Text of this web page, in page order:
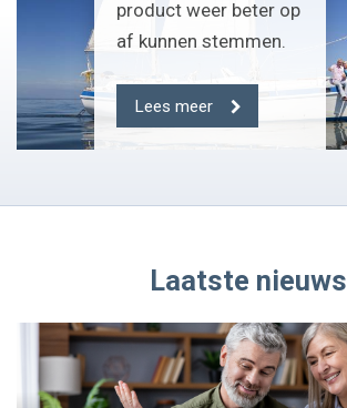
product weer beter op
af kunnen stemmen.
Lees meer
Laatste nieuws